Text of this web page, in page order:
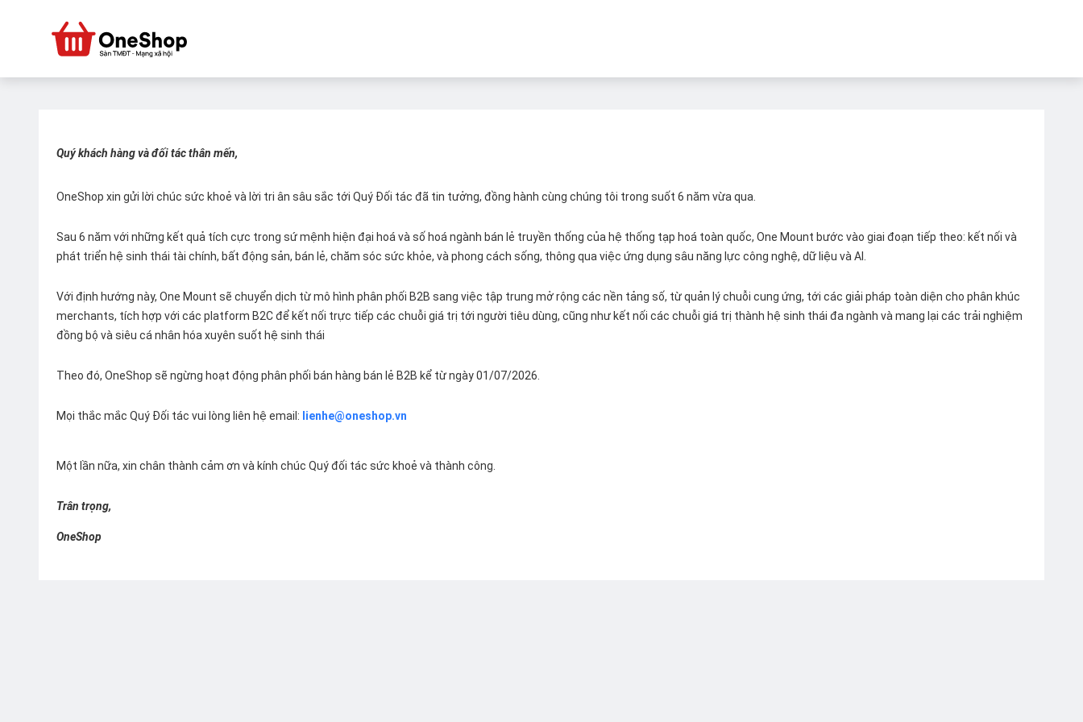
Quý khách hàng và đối tác thân mến,
OneShop xin gửi lời chúc sức khoẻ và lời tri ân sâu sắc tới Quý Đối tác đã tin tưởng, đồng hành cùng chúng tôi trong suốt 6 năm vừa qua.
Sau 6 năm với những kết quả tích cực trong sứ mệnh hiện đại hoá và số hoá ngành bán lẻ truyền thống của hệ thống tạp hoá toàn quốc, One Mount bước vào giai đoạn tiếp theo: kết nối và
phát triển hệ sinh thái tài chính, bất động sản, bán lẻ, chăm sóc sức khỏe, và phong cách sống, thông qua việc ứng dụng sâu năng lực công nghệ, dữ liệu và AI.
Với định hướng này, One Mount sẽ chuyển dịch từ mô hình phân phối B2B sang việc tập trung mở rộng các nền tảng số, từ quản lý chuỗi cung ứng, tới các giải pháp toàn diện cho phân khúc
merchants, tích hợp với các platform B2C để kết nối trực tiếp các chuỗi giá trị tới người tiêu dùng, cũng như kết nối các chuỗi giá trị thành hệ sinh thái đa ngành và mang lại các trải nghiệm
đồng bộ và siêu cá nhân hóa xuyên suốt hệ sinh thái
Theo đó, OneShop sẽ ngừng hoạt động phân phối bán hàng bán lẻ B2B kể từ ngày 01/07/2026.
Mọi thắc mắc Quý Đối tác vui lòng liên hệ email: lienhe@oneshop.vn
Một lần nữa, xin chân thành cảm ơn và kính chúc Quý đối tác sức khoẻ và thành công.
Trân trọng,
OneShop